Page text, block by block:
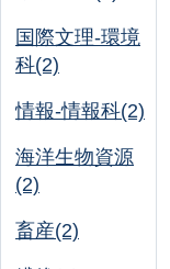
国際文理-環境
科(2)
情報-情報科(2)
海洋生物資源
(2)
畜産(2)